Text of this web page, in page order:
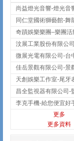
汶展工業股份有限公司
更多
更多資料